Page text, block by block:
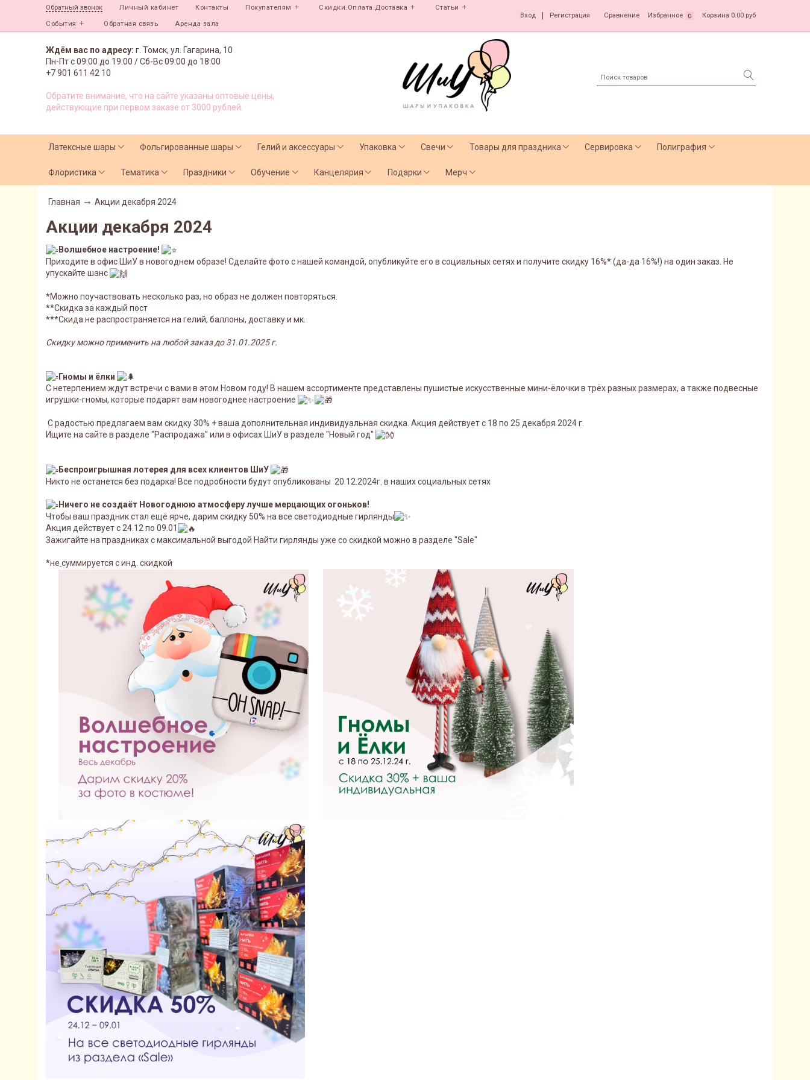
Обратный звонок Личный кабинет Контакты Покупателям Скидки.Оплата.Доставка Статьи
События Обратная связь Аренда зала
Вход Регистрация Сравнение Избранное 0 Корзина 0.00 руб
Ждём вас по адресу: г. Томск, ул. Гагарина, 10
Пн-Пт с09:00 до 19:00 /Сб-Вс 09:00 до 18:00
+7 901 611 42 10
Обратите внимание, что на сайте указаны оптовые цены,
действующие при первом заказе от 3000 рублей.
Латексные шары Фольгированные шары Гелий и аксессуары Упаковка Свечи Товары для праздника Сервировка Полиграфия
Флористика Тематика Праздники Обучение Канцелярия Подарки Мерч
Главная Акции декабря 2024
Акции декабря 2024
Волшебное настроение!
Приходите в офис ШиУ в новогоднем образе! Сделайте фото с нашей командой, опубликуйте его в социальных сетях и получите скидку 16%* (да-да 16%!) на один заказ. Не
упускайте шанс
*Можно поучаствовать несколько раз, но образ не должен повторяться.
**Скидка за каждый пост
***Скида не распространяется на гелий, баллоны, доставку и мк.
Скидку можно применить на любой заказ до 31.01.2025 г.
Гномы и ёлки
С нетерпением ждут встречи с вами в этом Новом году! В нашем ассортименте представлены пушистые искусственные мини-ёлочки в трёх разных размерах, а также подвесные
игрушки-гномы, которые подарят вам новогоднее настроение
С радостью предлагаем вам скидку 30% + ваша дополнительная индивидуальная скидка. Акция действует с 18 по 25 декабря 2024 г.
Ищите на сайте в разделе "Распродажа" или в офисах ШиУ в разделе "Новый год"
Беспроигрышная лотерея для всех клиентов ШиУ
Никто не останется без подарка! Все подробности будут опубликованы 20.12.2024г. в наших социальных сетях
Ничего не создаёт Новогоднюю атмосферу лучше мерцающих огоньков!
Чтобы ваш праздник стал ещё ярче, дарим скидку 50% на все светодиодные гирлянды
Акция действует с 24.12 по 09.01
Зажигайте на праздниках с максимальной выгодой Найти гирлянды уже со скидкой можно в разделе "Sale"
*не суммируется с инд. скидкой